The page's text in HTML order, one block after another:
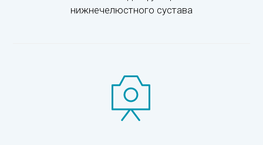
нижнечелюстного сустава